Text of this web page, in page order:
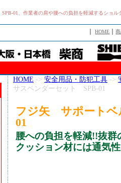
01、作業者の肩や腰への負担を軽減するシ
｜HOME ｜
HOME -> 安全用品・防犯工具 ->
サスペンダーセット SPB-01
フジ矢 サポートベ
01
腰への負担を軽減!!抜群
クッション材には通気